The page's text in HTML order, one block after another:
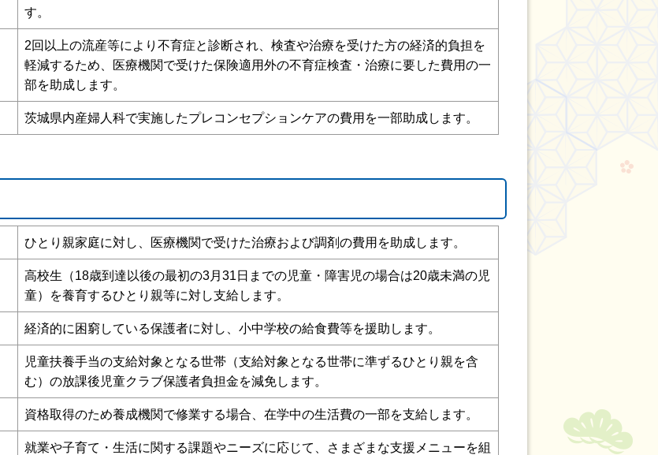
す。
2回以上の流産等により不育症と診断され、検査や治療を受けた方の経済的負担を
軽減するため、医療機関で受けた保険適用外の不育症検査・治療に要した費用の一
部を助成します。
茨城県内産婦人科で実施したプレコンセプションケアの費用を一部助成します。
ひとり親家庭に対し、医療機関で受けた治療および調剤の費用を助成します。
高校生（18歳到達以後の最初の3月31日までの児童・障害児の場合は20歳未満の児
童）を養育するひとり親等に対し支給します。
経済的に困窮している保護者に対し、小中学校の給食費等を援助します。
児童扶養手当の支給対象となる世帯（支給対象となる世帯に準ずるひとり親を含
む）の放課後児童クラブ保護者負担金を減免します。
資格取得のため養成機関で修業する場合、在学中の生活費の一部を支給します。
就業や子育て・生活に関する課題やニーズに応じて、さまざまな支援メニューを組